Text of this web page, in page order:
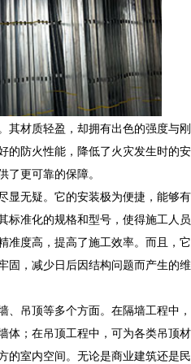
其材质轻盈，却拥有出色的强度与刚
的防火性能，降低了火灾发生时的安
更可靠的保障。
显无疑。它的安装极为便捷，能够有
标准化的规格和型号，使得施工人员
准度高，提高了施工效率。而且，它
固，减少日后因结构问题而产生的维
、吊顶等多个方面。在隔墙工程中，
体；在吊顶工程中，可为各类吊顶材
的室内空间。无论是商业建筑还是民